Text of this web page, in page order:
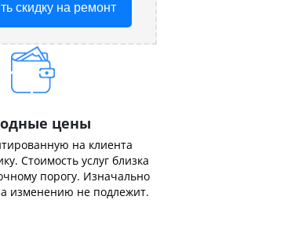
скидку на ремонт
цены
на клиента
Стоимость услуг близка
порогу. Изначально
изменению не подлежит.